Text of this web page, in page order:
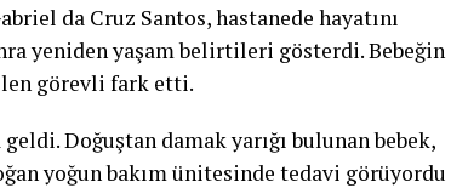
da Cruz Santos, hastanede hayatını
yeniden yaşam belirtileri gösterdi. Bebeğin
görevli fark etti.
Doğuştan damak yarığı bulunan bebek,
yoğun bakım ünitesinde tedavi görüyordu